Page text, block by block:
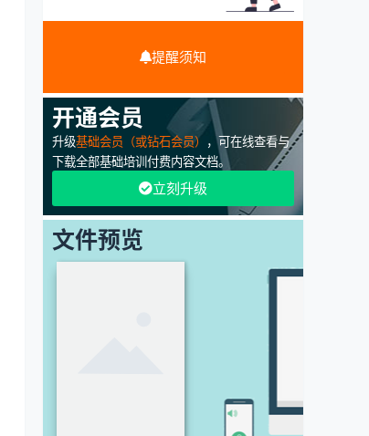
提醒须知
开通会员
升级基础会员（或钻石会员）
，可在线查看与
下载全部基础培训付费内容文档。
立刻升级
文件预览